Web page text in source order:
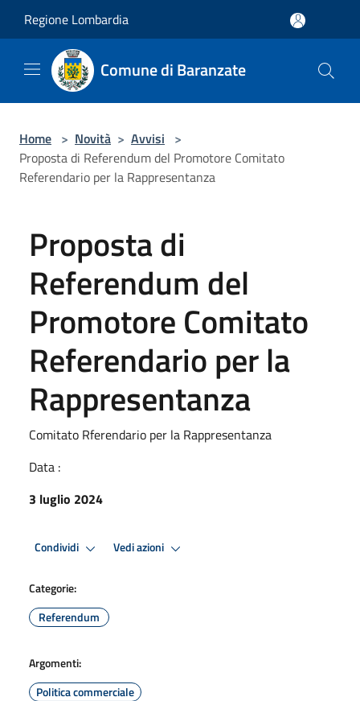
Regione Lombardia
Comune di Baranzate
Home > Novità > Avvisi >
Proposta di Referendum del Promotore Comitato
Referendario per la Rappresentanza
Proposta di
Referendum del
Promotore Comitato
Referendario per la
Rappresentanza
Comitato Rferendario per la Rappresentanza
Data :
3 luglio 2024
Condividi Vedi azioni
Categorie:
Referendum
Argomenti:
Politica commerciale